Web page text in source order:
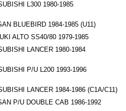
L300 1980-1985
BLUEBIRD 1984-1985 (U11)
ALTO SS40/80 1979-1985
LANCER 1980-1984
P/U L200 1993-1996
LANCER 1984-1986 (C1A/C11)
P/U DOUBLE CAB 1986-1992